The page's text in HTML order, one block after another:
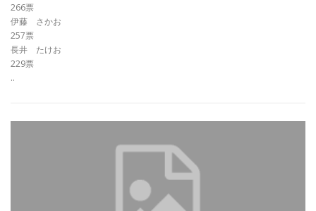
266票
伊藤 さかお
257票
長井 たけお
229票
..